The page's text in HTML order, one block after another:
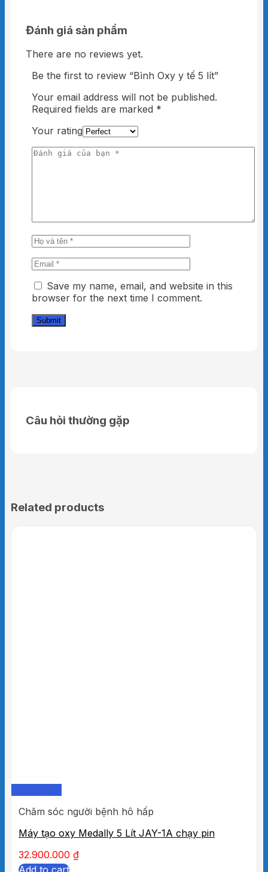
y tế mini tại nhà.
thời gian tiêu hao lưu lượng trong 1 phút và thể
tích khí thực bình chứa có thể tính được thời
gian sử dụng một chai oxy bao lâu.
Thời gian sử dụng bình = thể tích khí thực /lưu
lượng khí tiêu hao liên tục trong 1 phút
VD:
Áp suất = 150 bar
* Thời gian sử dụng bình: 1500/2 = 750 phút ~
12,5 tiếng
tế mini
Hiện nay Ykhoathongminh là hệ thống phân
Đánh giá sản phẩm
There are no reviews yet.
Be the first to review “Bình Oxy y tế 5 lít”
Your email address will not be published.
Required fields are marked *
Your rating
Save my name, email, and website in this
browser for the next time I comment.
Câu hỏi thường gặp
Related products
Chăm sóc người bệnh hô hấp
Máy tạo oxy Medally 5 Lít JAY-1A chạy pin
32.900.000 ₫